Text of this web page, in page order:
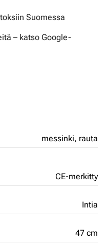
Suomessa
– katso Google-
messinki, rauta
CE-merkitty
Intia
47 cm